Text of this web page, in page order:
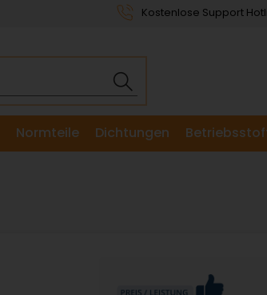
Kostenlose Support
Normteile Dichtungen